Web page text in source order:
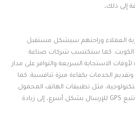
إلى ذلك،
تجربة العملاء وراحتهم سيشكل مستقبل
الكويت. كما ستكتسب شركات صناعة
لأوقات الاستجابة السريعة والتوافر على مدار
الخدمات بكفاءة ميزة تنافسية. كما
مثل تطبيقات الهاتف المحمول
لحجز المواعيد أو استخدام تتبع GPS للإرسال بشكل أسرع، إلى زيادة